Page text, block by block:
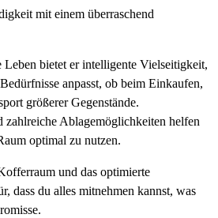
mit einem überraschend
bietet er intelligente Vielseitigkeit,
anpasst, ob beim Einkaufen,
größerer Gegenstände.
zahlreiche Ablagemöglichkeiten helfen
optimal zu nutzen.
und das optimierte
dass du alles mitnehmen kannst, was